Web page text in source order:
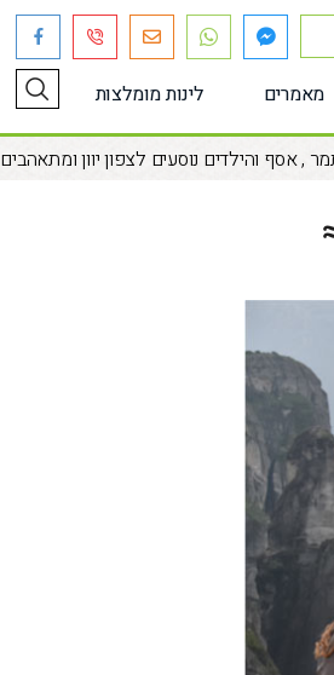
מאמרים לינות מומלצות
, אסף והילדים נוסעים לצפון יוון ומתאהבים